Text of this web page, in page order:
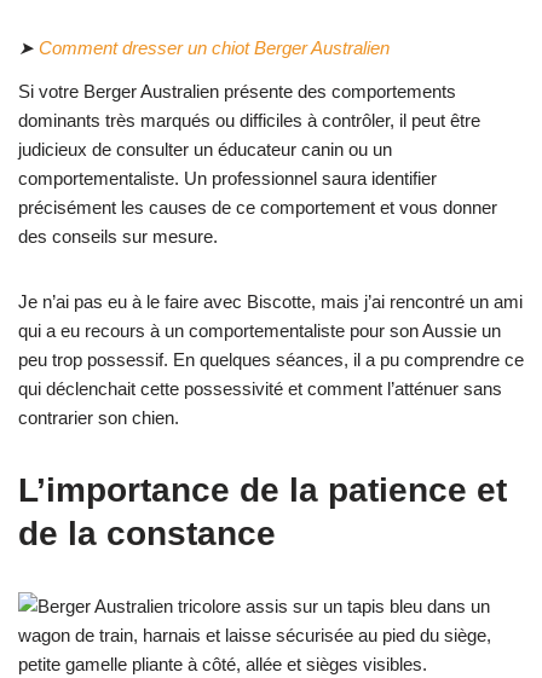
➤ Comment dresser un chiot Berger Australien
Si votre Berger Australien présente des comportements
dominants très marqués ou difficiles à contrôler, il peut être
judicieux de consulter un éducateur canin ou un
comportementaliste. Un professionnel saura identifier
précisément les causes de ce comportement et vous donner
des conseils sur mesure.
Je n’ai pas eu à le faire avec Biscotte, mais j’ai rencontré un ami
qui a eu recours à un comportementaliste pour son Aussie un
peu trop possessif. En quelques séances, il a pu comprendre ce
qui déclenchait cette possessivité et comment l’atténuer sans
contrarier son chien.
L’importance de la patience et
de la constance